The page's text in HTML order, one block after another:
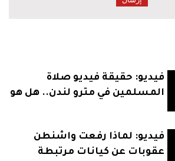
فيديو: حقيقة فيديو صلاة
المسلمين في مترو لندن.. هل هو
فيديو: لماذا رفعت واشنطن
عقوبات عن كيانات مرتبطة